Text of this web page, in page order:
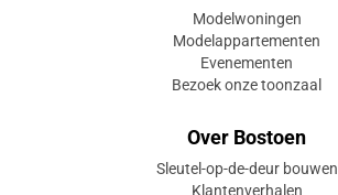
Modelwoningen
Modelappartementen
Evenementen
Bezoek onze toonzaal
Over Bostoen
Sleutel-op-de-deur bouwen
Klantenverhalen